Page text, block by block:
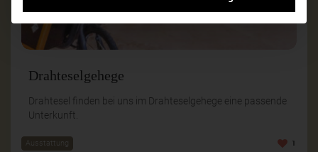
Drahteselgehege
Drahtesel finden bei uns im Drahteselgehege eine passende
Unterkunft.
Ausstattung 1